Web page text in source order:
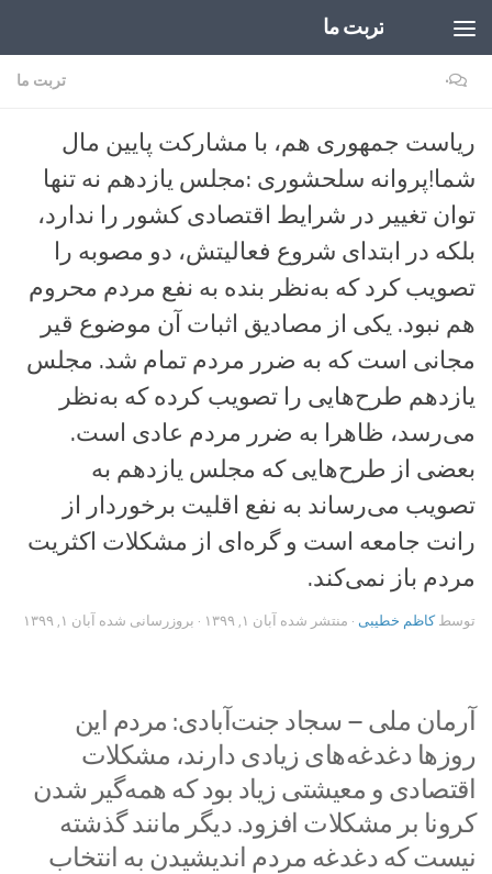
تربت ما
تربت ما ۰
ریاست جمهوری هم، با مشارکت پایین مال
شما!پروانه سلحشوری :مجلس یازدهم نه تنها
توان تغییر در شرایط اقتصادی کشور را ندارد،
بلکه در ابتدای شروع فعالیتش، دو مصوبه را
تصویب کرد که به‌نظر بنده به نفع مردم محروم
هم نبود. یکی از مصادیق اثبات آن موضوع قیر
مجانی است که به ضرر مردم تمام شد. مجلس
یازدهم طرح‌هایی را تصویب کرده که به‌نظر
می‌رسد، ظاهرا به ضرر مردم عادی است.
بعضی از طرح‌هایی که مجلس یازدهم به
تصویب می‌رساند به نفع اقلیت برخوردار از
رانت جامعه است و گره‌ای از مشکلات اکثریت
مردم باز نمی‌کند.
توسطکاظم خطیبی · منتشر شده آبان ۱, ۱۳۹۹ · بروزرسانی شده آبان ۱, ۱۳۹۹
‎آرمان ملی – سجاد جنت‌آبادی: مردم این
روزها دغدغه‌های زیادی دارند، مشکلات
اقتصادی و معیشتی زیاد بود که همه‌گیر شدن
کرونا بر مشکلات افزود. دیگر مانند گذشته
نیست که دغدغه مردم اندیشیدن به انتخاب